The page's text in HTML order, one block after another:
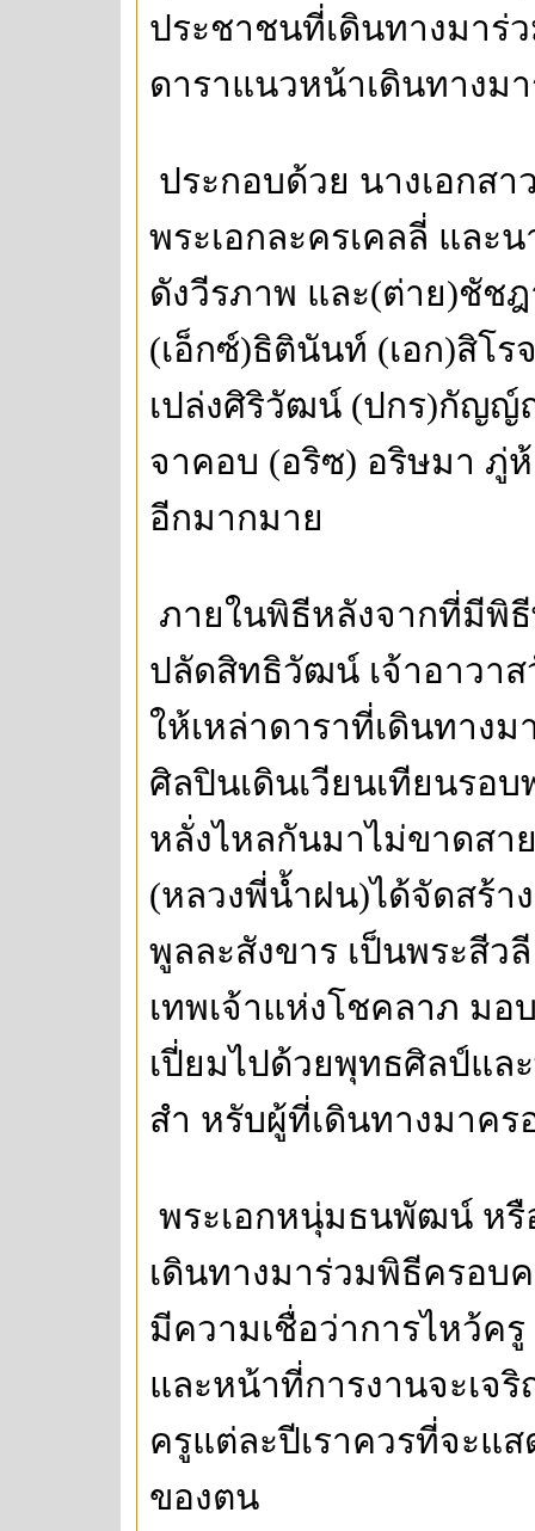
ประชาชนที่เดินทางมาร่
ดาราแนวหน้าเดินทางม
ประกอบด้วย นางเอกส
พระเอกละครเคลลี่ และ
ดังวีรภาพ และ(ต่าย)ชัช
(เอ็กซ์)ธิตินันท์ (เอก)สิโ
เปล่งศิริวัฒน์ (ปกร)กัญญ์
จาคอบ (อริซ) อริษมา ภู่
อีกมากมาย
ภายในพิธีหลังจากที่มีพิ
ปลัดสิทธิวัฒน์ เจ้าอาวา
ให้เหล่าดาราที่เดินทาง
ศิลปินเดินเวียนเทียนรอ
หลั่งไหลกันมาไม่ขาดส
(หลวงพี่น้ำฝน)ได้จัดสร้า
พูลละสังขาร เป็นพระสี
เทพเจ้าแห่งโชคลาภ มอ
เปี่ยมไปด้วยพุทธศิลป์แ
สำ หรับผู้ที่เดินทางมาค
พระเอกหนุ่มธนพัฒน์ หรื
เดินทางมาร่วมพิธีครอบ
มีความเชื่อว่าการไหว้ค
และหน้าที่การงานจะเจ
ครูแต่ละปีเราควรที่จะแ
ของตน